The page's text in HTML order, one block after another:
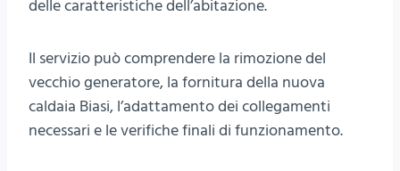
delle caratteristiche dell’abitazione.
Il servizio può comprendere la rimozione del
vecchio generatore, la fornitura della nuova
caldaia Biasi, l’adattamento dei collegamenti
necessari e le verifiche finali di funzionamento.